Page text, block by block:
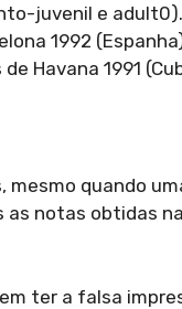
juvenil e
1992
Havana 1991
quando
notas obtidas
ter a falsa